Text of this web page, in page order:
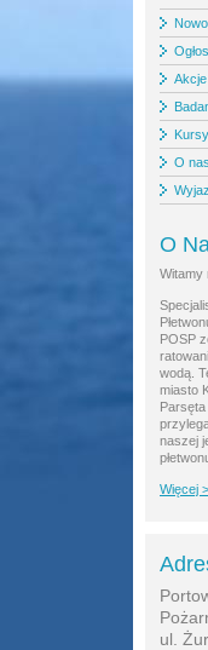
O nas
O
Witamy
POSP
wodą.
miasto
naszej
Więcej
ul.